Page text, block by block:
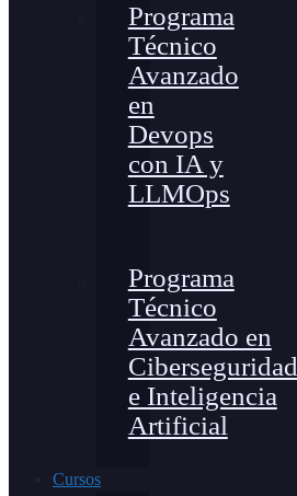
Programa
Técnico
Avanzado
en
Devops
con IA y
LLMOps
Programa
Técnico
Avanzado en
Ciberseguridad
e Inteligencia
Artificial
Cursos